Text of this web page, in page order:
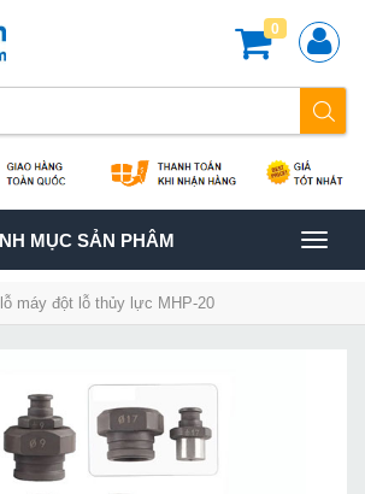
0
MỤC SẢN PHÂM
máy đột lỗ thủy lực MHP-20